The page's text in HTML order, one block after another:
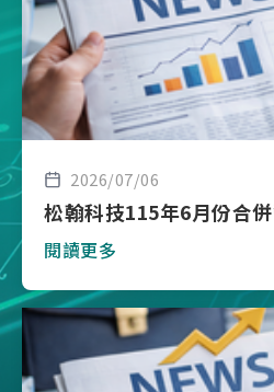
2026/07/06
松翰科技115年6月份合
閱讀更多